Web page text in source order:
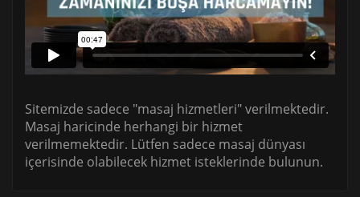
Sitemizde sadece "masaj hizmetleri" verilmektedir.
Masaj haricinde herhangi bir hizmet
verilmemektedir. Lütfen sadece masaj dünyası
içerisinde olabilecek hizmet isteklerinde bulunun.